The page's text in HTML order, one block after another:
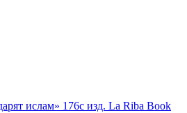
ислам» 176с изд. La Riba Book